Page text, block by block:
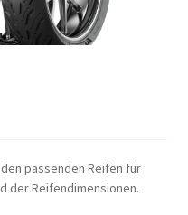
passenden Reifen für
der Reifendimensionen.